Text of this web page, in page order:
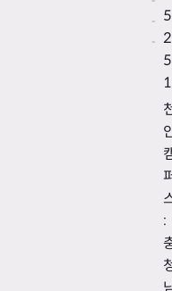
-
-
5
2
5
1
: